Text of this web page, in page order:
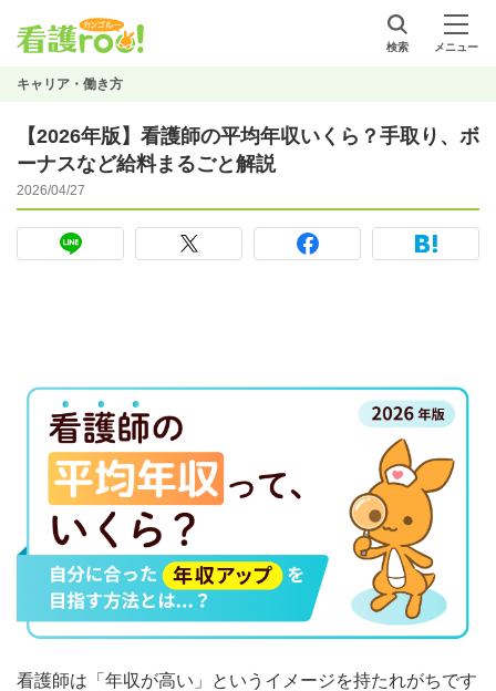
検索 メニュー
キャリア・働き方
【2026年版】看護師の平均年収いくら？手取り、ボ
ーナスなど給料まるごと解説
2026/04/27
看護師は「年収が高い」というイメージを持たれがちです